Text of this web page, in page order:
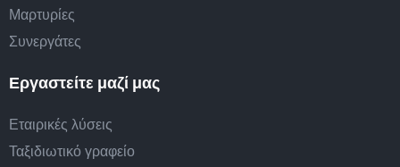
Μαρτυρίες
Συνεργάτες
Εργαστείτε μαζί μας
Εταιρικές λύσεις
Ταξιδιωτικό γραφείο